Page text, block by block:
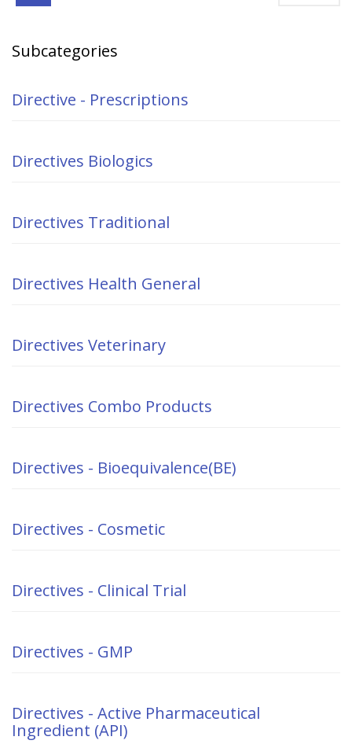
Subcategories
Directive - Prescriptions
Directives Biologics
Directives Traditional
Directives Health General
Directives Veterinary
Directives Combo Products
Directives - Bioequivalence(BE)
Directives - Cosmetic
Directives - Clinical Trial
Directives - GMP
Directives - Active Pharmaceutical
Ingredient (API)